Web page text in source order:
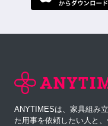
ANYTIMESは、家具組み
た用事を依頼したい人と